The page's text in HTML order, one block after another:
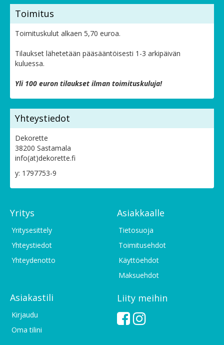
Toimitus
Toimituskulut alkaen 5,70 euroa.
Tilaukset lähetetään pääsääntöisesti 1-3 arkipäivän
kuluessa.
Yli 100 euron tilaukset ilman toimituskuluja!
Yhteystiedot
Dekorette
38200 Sastamala
info(at)dekorette.fi
y: 1797753-9
Yritys
Yritysesittely
Yhteystiedot
Yhteydenotto
Asiakkaalle
Tietosuoja
Toimitusehdot
Käyttöehdot
Maksuehdot
Asiakastili
Kirjaudu
Oma tilini
Liity meihin